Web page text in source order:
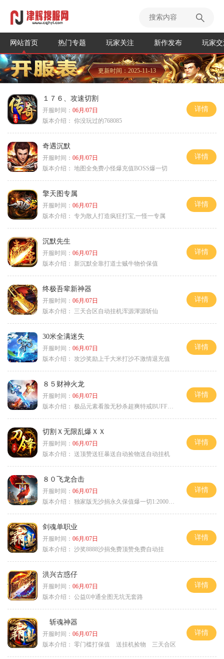
网站首页 热门专题 玩家关注 新作发布 玩家
更新时间：2025-11-13
１７６、攻速切割
开服时间： 06月/07日
版本介绍： 你没玩过的768085
详情
奇遇沉默
开服时间： 06月/07日
版本介绍： 地图全免费小怪爆充值BOSS爆一切
详情
擎天图专属
开服时间： 06月/07日
版本介绍： 专为散人打造疯狂打宝,一怪一专属
详情
沉默先生
开服时间： 06月/07日
版本介绍：
新沉默全靠打道士贼牛物价保值
详情
终极吾辈新神器
开服时间： 06月/07日
版本介绍：
三天合区自动挂机浑源渾源斩仙
详情
30米全满迷失
开服时间： 06月/07日
版本介绍： 攻沙奖励上千大米打沙不激情退充值
详情
８５财神火龙
开服时间： 06月/07日
版本介绍： 极品元素看脸无秒杀超爽特戒BUFF无合成
详情
切割Ｘ无限乱爆ＸＸ
开服时间： 06月/07日
版本介绍： 送顶赞送狂暴送自动捡物送自动挂机
详情
８０飞龙合击
开服时间： 06月/07日
版本介绍： 独家版无沙捐永久保值爆一切1:2000回4
详情
剑魂单职业
开服时间： 06月/07日
版本介绍： 沙奖8888沙捐免费顶赞免费自动挂
详情
洪兴古惑仔
开服时间： 06月/07日
版本介绍： 公益0冲通全图无坑无套路
详情
斩魂神器
开服时间： 06月/07日
版本介绍： 零门槛打保值 送挂机捡物 三天合区
详情